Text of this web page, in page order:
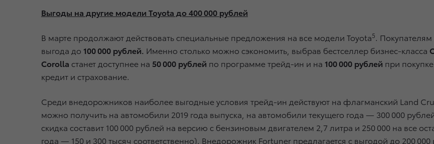
Выгоды на другие модели Toyota до 400 000 рублей
В марте продолжают действовать специальные предложения на все модели Toyota5.
выгода до 100 000 рублей. Именно столько можно сэкономить, выбрав бестселлер бизнес-класса
Corolla станет доступнее на 50 000 рублей по программе трейд-ин и на 100 000 рублей при
кредит и страхование.
Среди внедорожников наиболее выгодные условия трейд-ин действуют на флагманский Land
можно получить на автомобили 2019 года выпуска, на автомобили текущего года — 300 000
скидка составит 100 000 рублей на версию с бензиновым двигателем 2,7 литра и 250 000 на все
года — 150 и 300 тысяч соответственно). Внедорожник Fortuner предлагается с выгодой до 200